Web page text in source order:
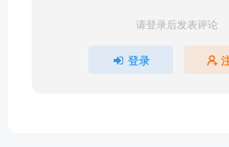
【绘本】土豆音乐会
【绘本】活了100万次的猫
请登录后发表评论
登录